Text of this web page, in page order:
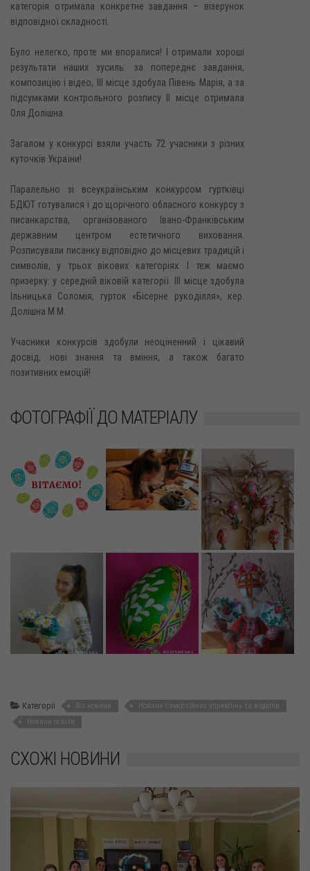
категорія отримала конкретне завдання – візерунок
відповідної складності.
Було нелегко, проте ми впоралися! І отримали хороші
результати наших зусиль: за попереднє завдання,
композицію і відео, ІІІ місце здобула Півень Марія, а за
підсумками контрольного розпису ІІ місце отримала
Оля Долішна.
Загалом у конкурсі взяли участь 72 учасники з різних
куточків України!
Паралельно зі всеукраїнським конкурсом гуртківці
БДЮТ готувалися і до щорічного обласного конкурсу з
писанкарства, організованого Івано-Франківським
державним центром естетичного виховання.
Розписували писанку відповідно до місцевих традицій і
символів, у трьох вікових категоріях. І теж маємо
призерку: у середній віковій категорії ІІІ місце здобула
Ільницька Соломія, гурток «Бісерне рукоділля», кер.
Долішна М.М.
Учасники конкурсів здобули неоціненний і цікавий
досвід, нові знання та вміння, а також багато
позитивних емоцій!
ФОТОГРАФІЇ ДО МАТЕРІАЛУ
Категорії Всі новини
Новини самостійних управлінь та відділів
Новини освіти
СХОЖІ НОВИНИ